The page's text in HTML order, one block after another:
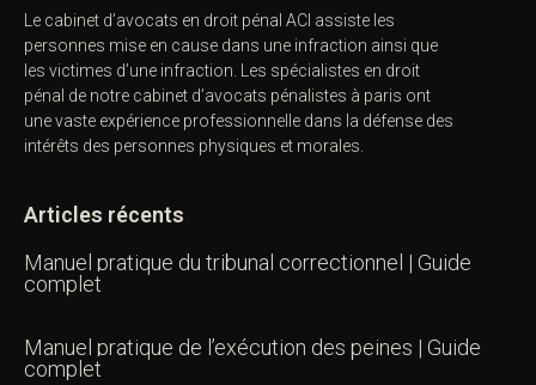
Le cabinet d’avocats en droit pénal ACI assiste les
personnes mise en cause dans une infraction ainsi que
les victimes d’une infraction. Les spécialistes en droit
pénal de notre cabinet d’avocats pénalistes à paris ont
une vaste expérience professionnelle dans la défense des
intérêts des personnes physiques et morales.
Articles récents
Manuel pratique du tribunal correctionnel | Guide
complet
Manuel pratique de l’exécution des peines | Guide
complet